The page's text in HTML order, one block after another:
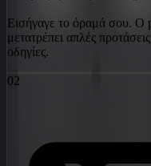
Εισήγαγε το όραμά σου. Ο
μετατρέπει απλές
οδηγίες.
02